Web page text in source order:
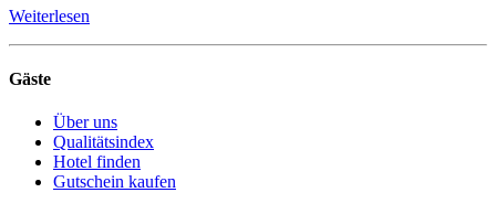
Weiterlesen
Gäste
Über uns
Qualitätsindex
Hotel finden
Gutschein kaufen